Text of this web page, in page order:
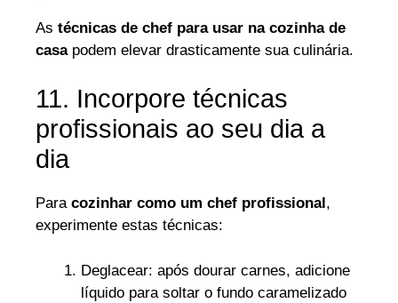
As técnicas de chef para usar na cozinha de
casapodem elevar drasticamente sua culinária.
11. Incorpore técnicas
profissionais ao seu dia a
dia
Para cozinhar como um chef profissional ,
experimente estas técnicas:
Deglacear: após dourar carnes, adicione
líquido para soltar o fundo caramelizado